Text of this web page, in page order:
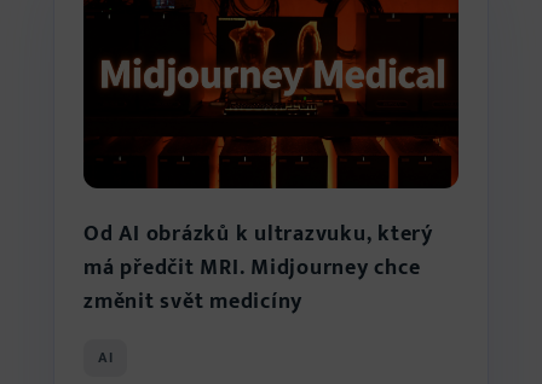
Od AI obrázků k ultrazvuku, který
má předčit MRI. Midjourney chce
změnit svět medicíny
AI